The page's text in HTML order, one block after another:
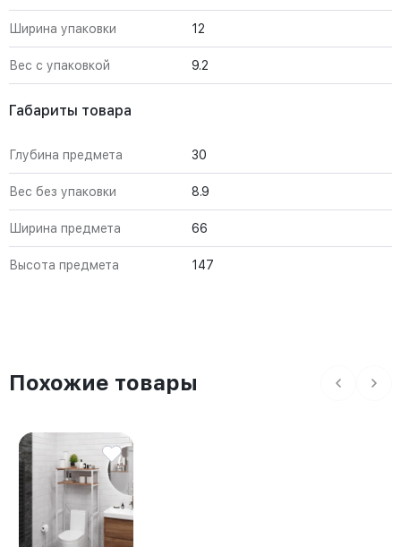
Ширина упаковки 12
Вес с упаковкой 9.2
Габариты товара
Глубина предмета 30
Вес без упаковки 8.9
Ширина предмета 66
Высота предмета 147
Похожие товары